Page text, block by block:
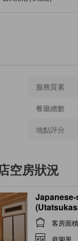
服務質素
餐廳總數
地點評分
空房狀況
客房面